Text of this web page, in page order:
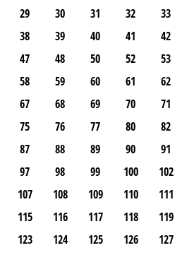
29
30 31 32 33
38
39 40 41 42
47
48 50 52 53
58
59 60 61 62
67
68 69 70 71
75
76 77 80 82
87
88 89 90 91
97
98 99 100 102
107
108 109 110 111
115
116 117 118 119
123
124 125 126 127